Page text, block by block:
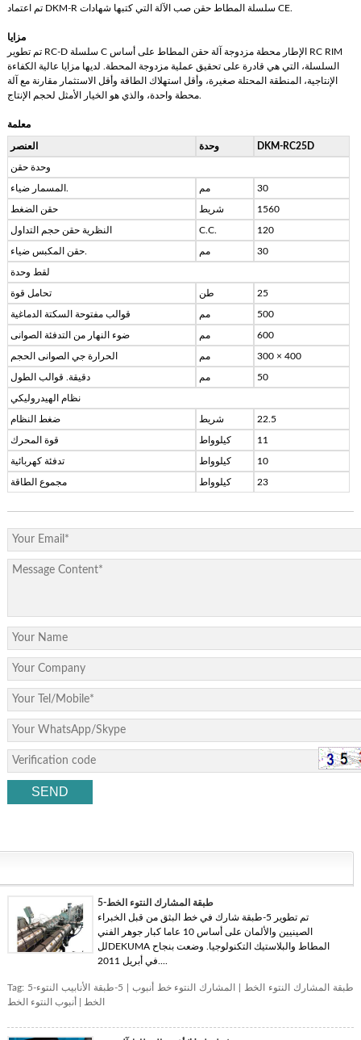
تم اعتماد DKM-R سلسلة المطاط حقن صب الآلة التي كتبها شهادات CE.
مزايا
تم تطوير RC-D سلسلة C الإطار محطة مزدوجة آلة حقن المطاط على أساس RC RIM
السلسلة، التي هي قادرة على تحقيق عملية مزدوجة المحطة. لديها مزايا عالية الكفاءة
الإنتاجية، المنطقة المحتلة صغيرة، وأقل استهلاك الطاقة وأقل الاستثمار مقارنة مع آلة
محطة واحدة، والذي هو الخيار الأمثل لحجم الإنتاج.
معلمة
العنصر وحدة DKM-RC25D
وحدة حقن
المسمار ضياء. مم 30
حقن الضغط شريط 1560
النظرية حقن حجم التداول C.C. 120
حقن المكبس ضياء. مم 30
لقط وحدة
تحامل قوة طن 25
قوالب مفتوحة السكتة الدماغية مم 500
ضوء النهار من التدفئة الصوانى مم 600
الحرارة جي الصوانى الحجم مم 300 × 400
دقيقة. قوالب الطول مم 50
نظام الهيدروليكي
ضغط النظام شريط 22.5
قوة المحرك كيلوواط 11
تدفئة كهربائية كيلوواط 10
مجموع الطاقة كيلوواط 23
5-طبقة المشارك النتوء الخط
تم تطوير 5-طبقة شارك في خط البثق من قبل الخبراء
الصينيين والألمان على أساس 10 عاما كبار جوهر الفني
للDEKUMA المطاط والبلاستيك التكنولوجيا. وضعت بنجاح
في أبريل 2011....
Tag: 5-طبقة المشارك النتوء الخط المشارك النتوء خط أنبوب
5-طبقة الأنابيب النتوء
الخط
أنبوب النتوء الخط